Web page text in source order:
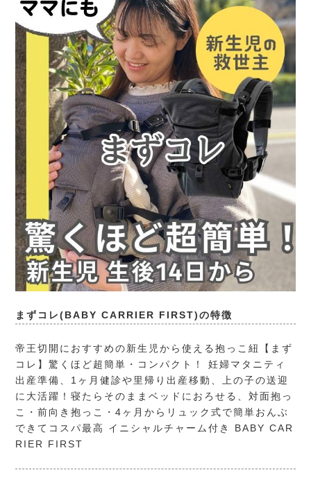
まずコレ(BABY CARRIER FIRST)の特徴
帝王切開におすすめの新生児から使える抱っこ紐【まず
コレ】驚くほど超簡単・コンパクト！ 妊婦マタニティ
出産準備、1ヶ月健診や里帰り出産移動、上の子の送迎
に大活躍！寝たらそのままベッドにおろせる、対面抱っ
こ・前向き抱っこ・4ヶ月からリュック式で簡単おんぶ
できてコスパ最高 イニシャルチャーム付き BABY CAR
RIER FIRST